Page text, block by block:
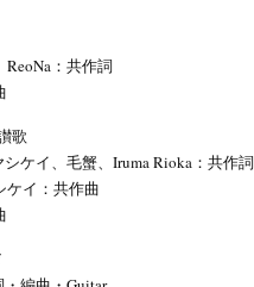
：共作詞
歌
シケイ、毛蟹、Iruma Rioka：共作詞
ケイ：共作曲